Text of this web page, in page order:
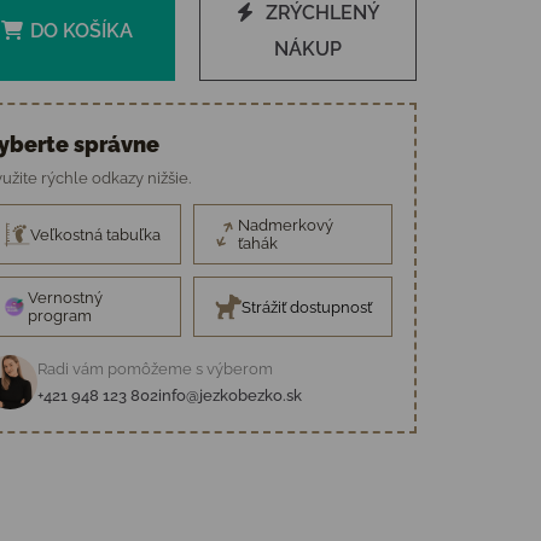
DO KOŠÍKA
ZRÝCHLENÝ
NÁKUP
správne
rýchle odkazy nižšie.
Veľkostná tabuľka
Nadmerkový
ťahák
Vernostný
program
Strážiť dostupnosť
Radi vám pomôžeme s výberom
+421 948 123 802info@jezkobezko.sk